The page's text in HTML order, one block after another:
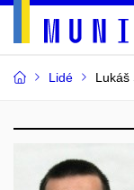
Lidé Lukáš